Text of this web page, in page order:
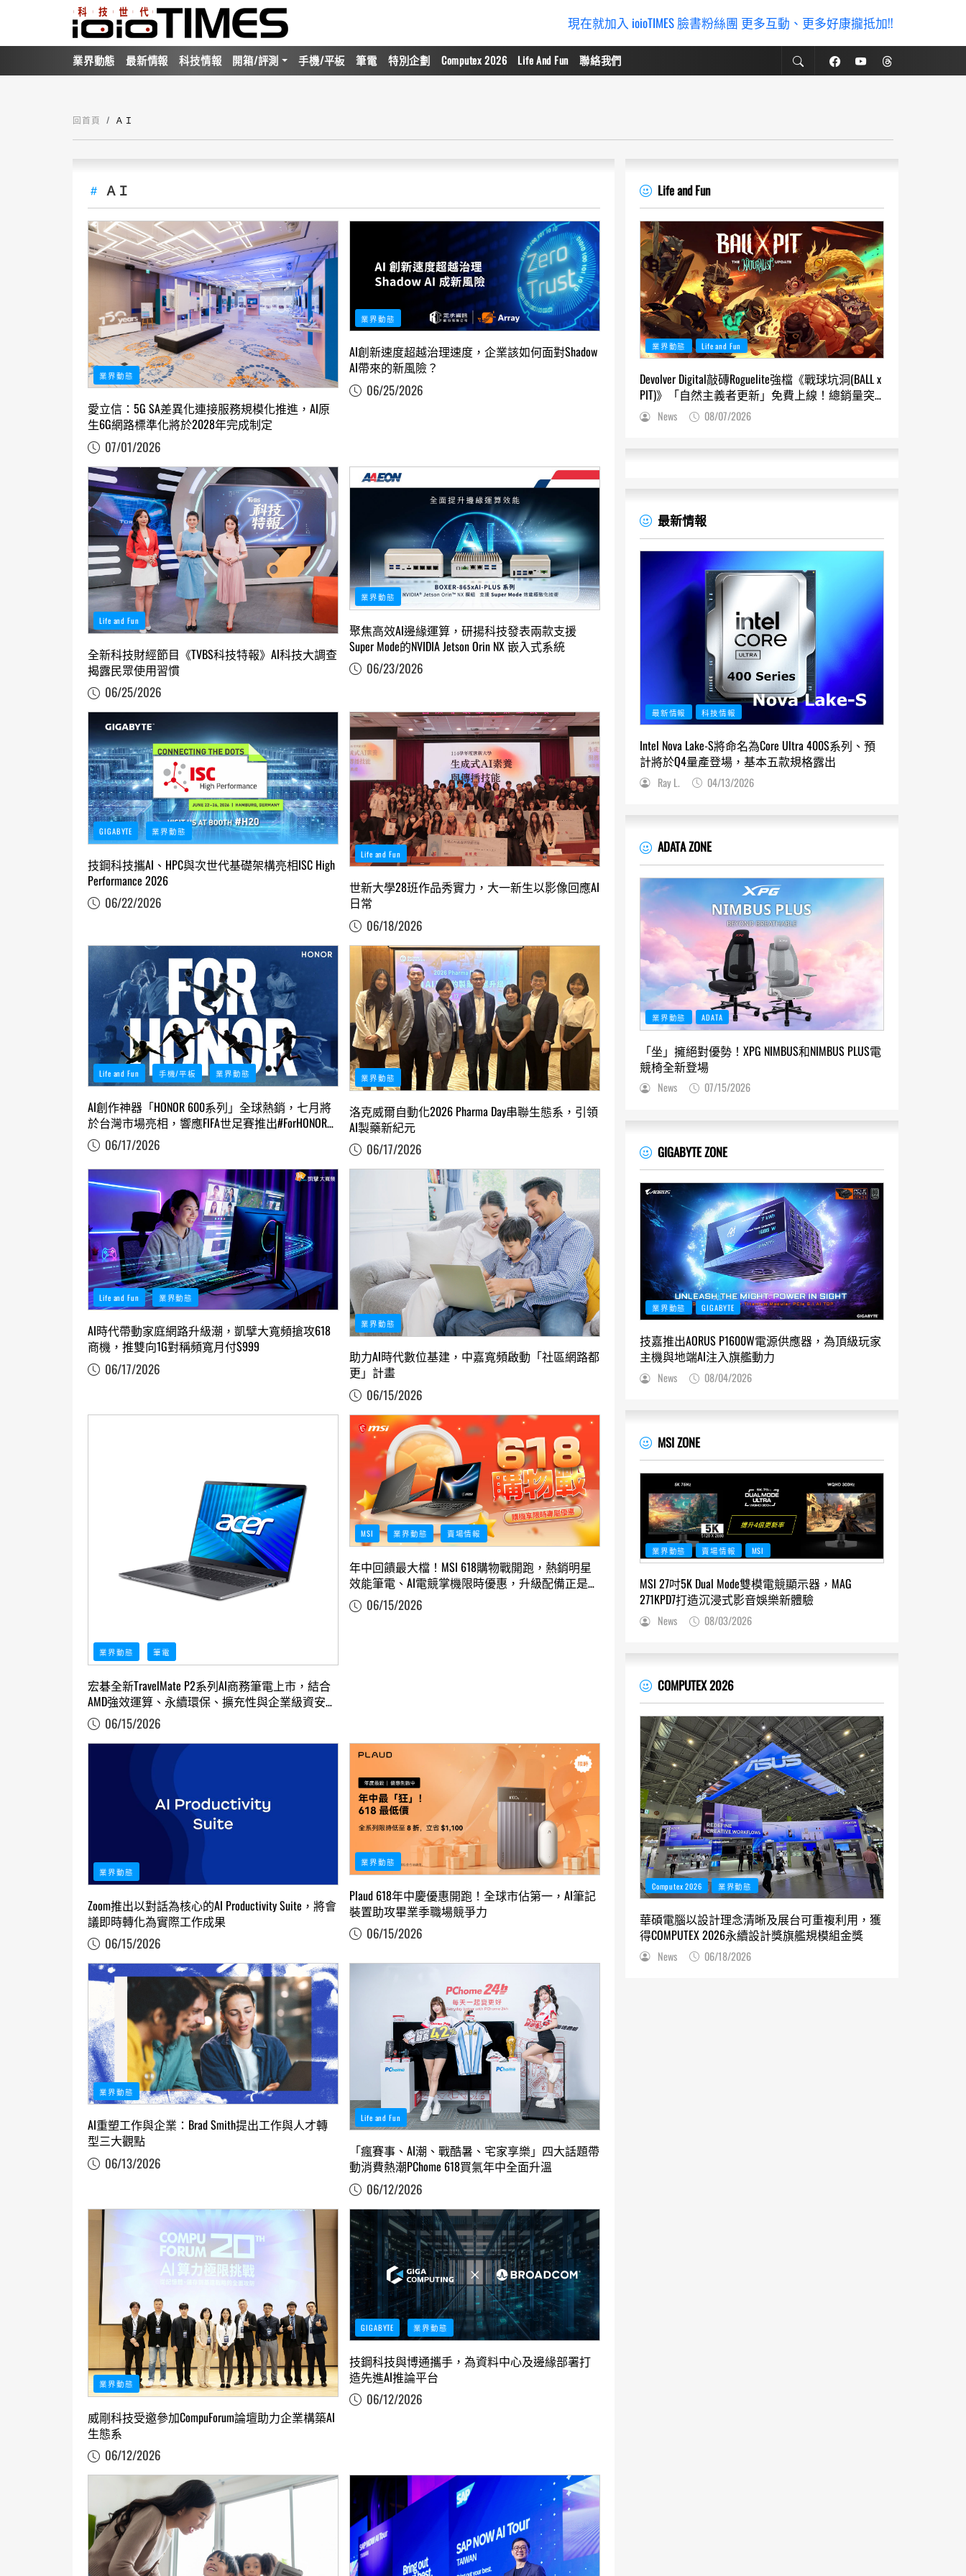
現在就加入 ioioTIMES 臉書粉絲團 更多互動、更多好康攏抵加!!
業界動態 最新情報 科技情報 開箱/評測 手機/平板 筆電 特別企劃 Computex 2026 Life And Fun 聯絡我們
回首頁 ＡＩ
ＡＩ
業界動態
愛立信：5G SA差異化連接服務規模化推進，AI原
生6G網路標準化將於2028年完成制定
07/01/2026
業界動態
AI創新速度超越治理速度，企業該如何面對Shadow
AI帶來的新風險？
06/25/2026
Life and Fun
全新科技財經節目《TVBS科技特報》AI科技大調查
揭露民眾使用習慣
06/25/2026
業界動態
聚焦高效AI邊緣運算，研揚科技發表兩款支援
Super Mode的NVIDIA Jetson Orin NX 嵌入式系統
06/23/2026
GIGABYTE 業界動態
技鋼科技攜AI、HPC與次世代基礎架構亮相ISC High
Performance 2026
06/22/2026
Life and Fun
世新大學28班作品秀實力，大一新生以影像回應AI
日常
06/18/2026
Life and Fun 手機/平板 業界動態
AI創作神器「HONOR 600系列」全球熱銷，七月將
於台灣市場亮相，響應FIFA世足賽推出#ForHONOR全
球活動，新機業界首發一鍵AI創作掀熱潮
06/17/2026
業界動態
洛克威爾自動化2026 Pharma Day串聯生態系，引領
AI製藥新紀元
06/17/2026
Life and Fun 業界動態
AI時代帶動家庭網路升級潮，凱擘大寬頻搶攻618
商機，推雙向1G對稱頻寬月付$999
06/17/2026
業界動態
助力AI時代數位基建，中嘉寬頻啟動「社區網路都
更」計畫
06/15/2026
業界動態 筆電
宏碁全新TravelMate P2系列AI商務筆電上市，結合
AMD強效運算、永續環保、擴充性與企業級資安防
護 06/15/2026
MSI 業界動態 賣場情報
年中回饋最大檔！MSI 618購物戰開跑，熱銷明星
效能筆電、AI電競掌機限時優惠，升級配備正是時
候 06/15/2026
業界動態
Zoom推出以對話為核心的AI Productivity Suite，將會
議即時轉化為實際工作成果
06/15/2026
業界動態
Plaud 618年中慶優惠開跑！全球市佔第一，AI筆記
裝置助攻畢業季職場競爭力
06/15/2026
業界動態
AI重塑工作與企業：Brad Smith提出工作與人才轉
型三大觀點
06/13/2026
Life and Fun
「瘋賽事、AI潮、戰酷暑、宅家享樂」四大話題帶
動消費熱潮PChome 618買氣年中全面升溫
06/12/2026
業界動態
威剛科技受邀參加CompuForum論壇助力企業構築AI
生態系
06/12/2026
GIGABYTE 業界動態
技鋼科技與博通攜手，為資料中心及邊緣部署打
造先進AI推論平台
06/12/2026
Life and Fun
業界動態 Life and Fun
Devolver Digital敲磚Roguelite強檔《戰球坑洞(BALL x
PIT)》「自然主義者更新」免費上線！總銷量突
破200萬份，遊戲史低66折熱銷中
News 08/07/2026
最新情報
最新情報 科技情報
Intel Nova Lake-S將命名為Core Ultra 400S系列、預
計將於Q4量產登場，基本五款規格露出
Ray L. 04/13/2026
ADATA ZONE
業界動態 ADATA
「坐」擁絕對優勢！XPG NIMBUS和NIMBUS PLUS電
競椅全新登場
News 07/15/2026
GIGABYTE ZONE
業界動態 GIGABYTE
技嘉推出AORUS P1600W電源供應器，為頂級玩家
主機與地端AI注入旗艦動力
News 08/04/2026
MSI ZONE
業界動態 賣場情報 MSI
MSI 27吋5K Dual Mode雙模電競顯示器，MAG
271KPD7打造沉浸式影音娛樂新體驗
News 08/03/2026
COMPUTEX 2026
Computex 2026 業界動態
華碩電腦以設計理念清晰及展台可重複利用，獲
得COMPUTEX 2026永續設計獎旗艦規模組金獎
News 06/18/2026